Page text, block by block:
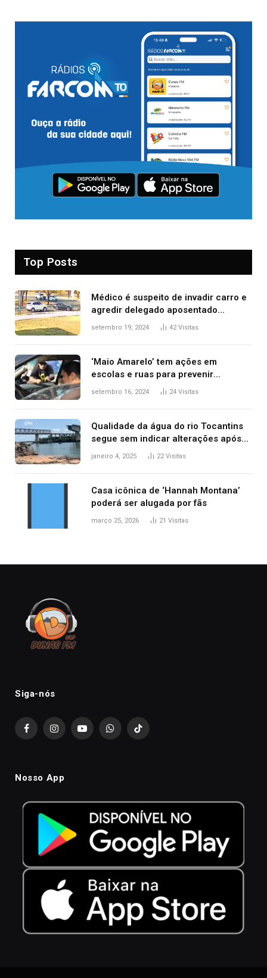
Top Posts
Médico é suspeito de invadir carro e
agredir delegado aposentado
durante confusão no trânsito
setembro 19, 2024 42Visitas
‘Maio Amarelo’ tem ações em
escolas e ruas para prevenir
acidentes no trânsito no AP
setembro 16, 2024 24 Visitas
Qualidade da água do rio Tocantins
segue sem indicar alterações após
desabamento da ponte entre MA e
janeiro 4, 2025 22Visitas
Casa icônica de ‘Hannah Montana’
poderá ser alugada por fãs
março 25, 2026 21 Visitas
Siga-nós
FacebookInstagramYouTubeWhatsAppTikTok
Nosso App